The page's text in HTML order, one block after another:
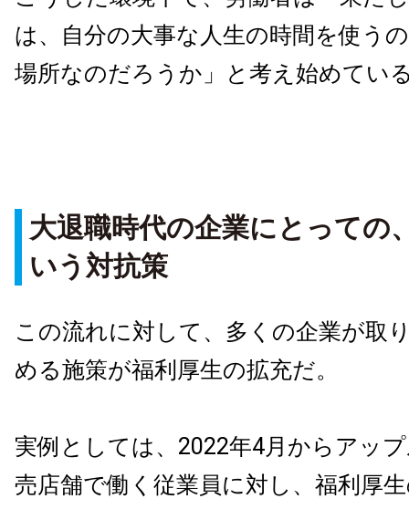
は、自分の大事な人生の時間を使う
場所なのだろうか」と考え始めてい
大退職時代の企業にとっての
いう対抗策
この流れに対して、多くの企業が取
める施策が福利厚生の拡充だ。
実例としては、2022年4月からアッ
売店舗で働く従業員に対し、福利厚